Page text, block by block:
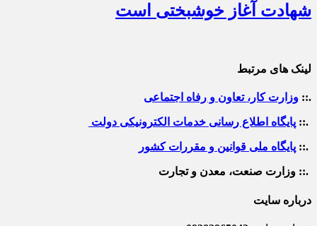
شهادت آغاز خوشبختی است
لینک های مرتبط
.:: وزارت کار، تعاون و رفاه اجتماعی
.:: پایگاه اطلاع رسانی خدمات الکترونیکی دولت
.:: پایگاه ملی قوانین و مقررات کشور
.:: وزارت صنعت، معدن و تجارت
درباره سایت